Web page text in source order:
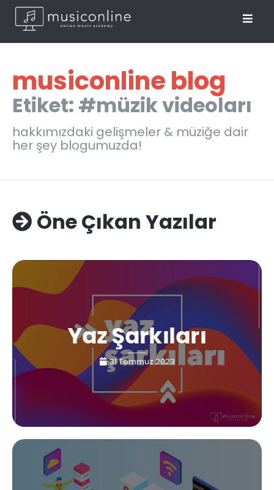
musiconline blog
Etiket: #müzik videoları
hakkımızdaki gelişmeler & müziğe dair
her şey blogumuzda!
Öne Çıkan Yazılar
Yaz Şarkıları
31 Temmuz 2023